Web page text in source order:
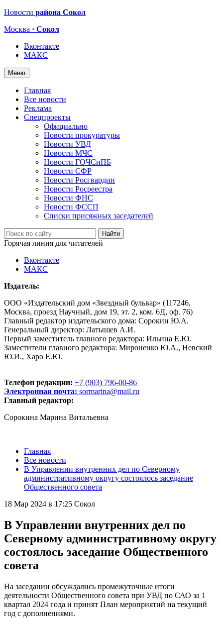
Новости района Сокол
Москва · Сокол
Вконтакте
МАКС
Меню
Главная
Все новости
Реклама
Спецпроекты
Официально
Новости прокуратуры
Новости УВД
Новости МЧС
Новости ГОЧСиПБ
Новости СФР
Новости Росгвардии
Новости Росреестра
Новости ФНС
Новости ФССП
Списки присяжных заседателей
Горячая линия для читателей
Вконтакте
МАКС
Издатель:
ООО «Издательский дом «Звездный бульвар» (117246,
Москва, проезд Научный, дом 19, эт. 2, ком. 6Д, оф. 76)
Главный редактор издательского дома: Сорокин Ю.А.
Генеральный директор: Латышев А.И.
Первый заместитель главного редактора: Ильина Е.Ю.
Заместители главного редактора: Мироненко Ю.А., Невский
Ю.И., Харо Е.Ю.
Телефон редакции: +7 (903) 796-00-86
Электронная почта: sormarina@mail.ru
Главный редактор:
Сорокина Марина Витальевна
Главная
Все новости
В Управлении внутренних дел по Северному
административному округу состоялось заседание
Общественного совета
18 Мар 2024 в 17:25 Сокол
В Управлении внутренних дел по
Северному административному округу
состоялось заседание Общественного
совета
На заседании обсуждались промежуточные итоги
деятельности Общественного совета при УВД по САО за 1
квартал 2024 года и принят План мероприятий на текущий
год с дополнениями.